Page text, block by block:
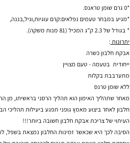
גבוה ביותר שלחלבון
בהשגחת הרבנות ראש העין
טעמים נפלאים:קרם עוגיות,וניל,בננה,
כשרה
- טעם מצויין
האימון הוא תהליך הרסני בראשיתו, מן הראוי לצרוך
מאמץ גופני תפגע ביעילות תהליכי הבנייה